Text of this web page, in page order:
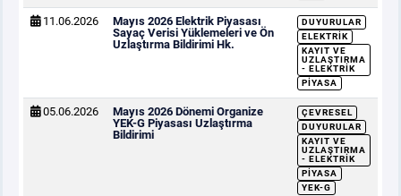
11.06.2026
Mayıs 2026 Elektrik Piyasası
Sayaç Verisi Yüklemeleri ve Ön
Uzlaştırma Bildirimi Hk.
DUYURULAR
ELEKTRIK
KAYIT VE
UZLAŞTIRMA
- ELEKTRIK
PIYASA
05.06.2026
Mayıs 2026 Dönemi Organize
YEK-G Piyasası Uzlaştırma
Bildirimi
ÇEVRESEL
DUYURULAR
KAYIT VE
UZLAŞTIRMA
- ELEKTRIK
PIYASA
YEK-G